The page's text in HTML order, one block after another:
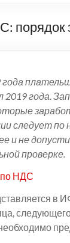
порядок
года
2019 года.
следует по
и не
проверке.
по НДС
в